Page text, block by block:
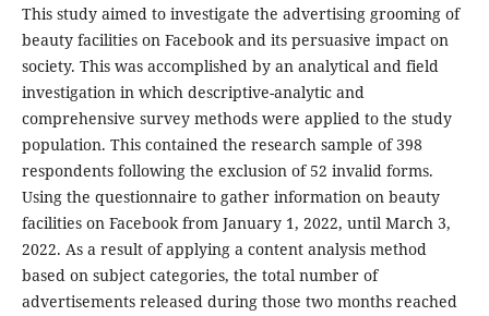
This study aimed to investigate the advertising grooming of
beauty facilities on Facebook and its persuasive impact on
society. This was accomplished by an analytical and field
investigation in which descriptive-analytic and
comprehensive survey methods were applied to the study
population. This contained the research sample of 398
respondents following the exclusion of 52 invalid forms.
Using the questionnaire to gather information on beauty
facilities on Facebook from January 1, 2022, until March 3,
2022. As a result of applying a content analysis method
based on subject categories, the total number of
advertisements released during those two months reached